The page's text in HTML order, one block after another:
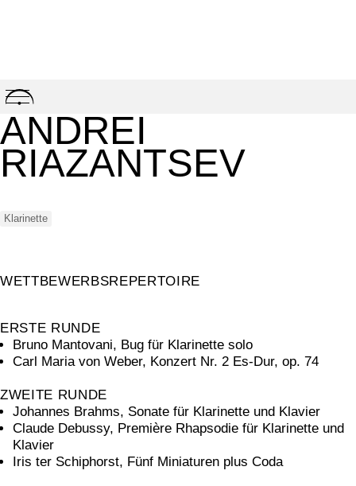
Skip
to
content
ANDREI
RIAZANTSEV
Klarinette
WETTBEWERBSREPERTOIRE
ERSTE RUNDE
Bruno Mantovani, Bug für Klarinette solo
Carl Maria von Weber, Konzert Nr. 2 Es-Dur, op. 74
ZWEITE RUNDE
Johannes Brahms, Sonate für Klarinette und Klavier
Claude Debussy, Première Rhapsodie für Klarinette und
Klavier
Iris ter Schiphorst, Fünf Miniaturen plus Coda